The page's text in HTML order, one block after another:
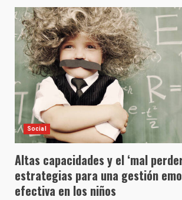
Social
Altas capacidades y el ‘mal
estrategias para una gestión
efectiva en los niños